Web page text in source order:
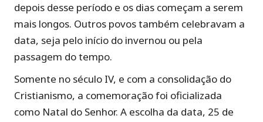
depois desse período e os dias começam a serem
mais longos. Outros povos também celebravam a
data, seja pelo início do invernou ou pela
passagem do tempo.
Somente no século IV, e com a consolidação do
Cristianismo, a comemoração foi oficializada
como Natal do Senhor. A escolha da data, 25 de